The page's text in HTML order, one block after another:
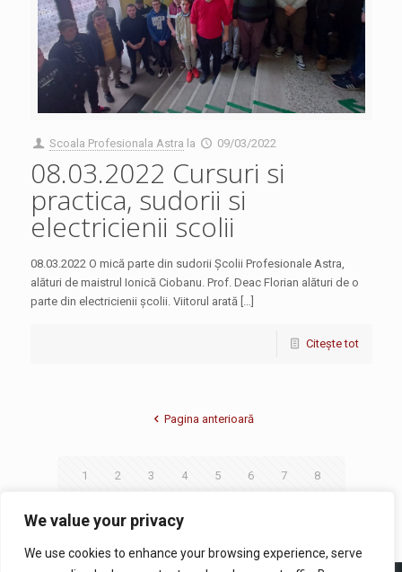
We value your privacy
We use cookies to enhance your browsing experience, serve
Scoala Profesionala Astra la 09/03/2022
08.03.2022 Cursuri si
practica, sudorii si
electricienii scolii
08.03.2022 O mică parte din sudorii Școlii Profesionale Astra,
alături de maistrul Ionică Ciobanu. Prof. Deac Florian alături de o
parte din electricienii școlii. Viitorul arată […]
Citește tot
Pagina anterioară
1 2 3 4 5 6 7 8